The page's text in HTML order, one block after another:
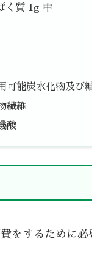
く質 1g 中
可能炭水化物及び
繊維
酸
をするために